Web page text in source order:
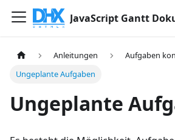
JavaScript Gantt
Anleitungen
Aufgaben
Ungeplante Aufgaben
Ungeplante